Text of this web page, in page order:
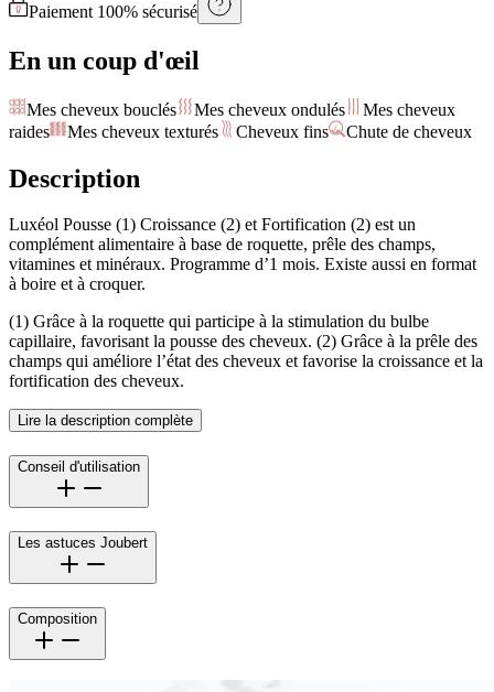
Paiement 100% sécurisé
En un coup d'œil
Mes cheveux bouclés Mes cheveux ondulés
Mes cheveux
raides
Mes cheveux texturés Cheveux fins Chute de cheveux
Description
Luxéol Pousse (1) Croissance (2) et Fortification (2) est un
complément alimentaire à base de roquette, prêle des champs,
vitamines et minéraux. Programme d’1 mois. Existe aussi en format
à boire et à croquer.
(1) Grâce à la roquette qui participe à la stimulation du bulbe
capillaire, favorisant la pousse des cheveux. (2) Grâce à la prêle des
champs qui améliore l’état des cheveux et favorise la croissance et la
fortification des cheveux.
Lire la description complète
Conseil d'utilisation
Les astuces Joubert
Composition